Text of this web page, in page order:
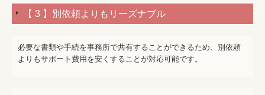
【 3 】別依頼よりもリーズナブル
必要な書類や手続を事務所で共有することができるため、別依頼
よりもサポート費用を安くすることが対応可能です。